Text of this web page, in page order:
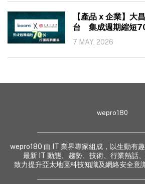
【產品 x 企業】大
台 集成週期縮短
7 MAY, 2026
wepro180
wepro180 由 IT 業界專家組成，以生動有
最新 IT 動態、趨勢、技術、行業熱話
致力提升亞太地區科技知識及網絡安全意